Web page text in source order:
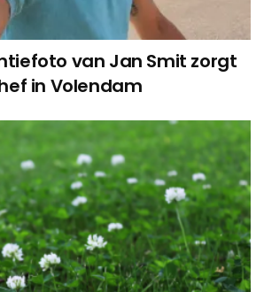
van Jan Smit zorgt
in Volendam